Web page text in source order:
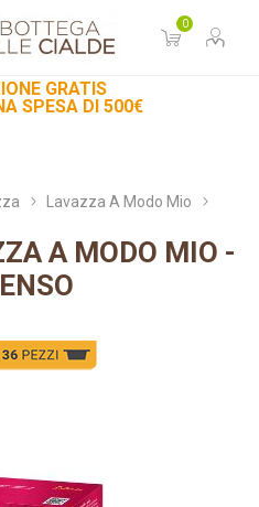
0
GRATIS
SPESA DI 500€
Lavazza A Modo Mio
A MODO MIO -